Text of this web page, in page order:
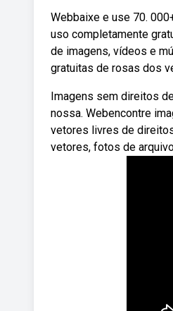
Webbaixe e use 70.
uso completamente
de imagens, vídeos e
gratuitas de rosas dos
Imagens sem direitos
nossa. Webencontre
vetores livres de
vetores, fotos de